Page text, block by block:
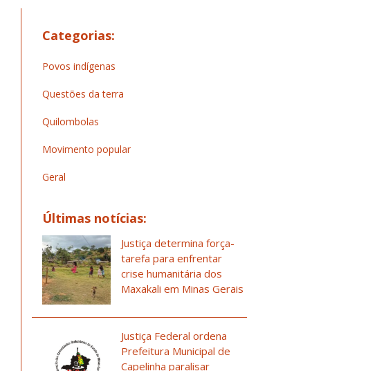
Categorias:
Povos indígenas
Questões da terra
Quilombolas
Movimento popular
Geral
Últimas notícias:
Justiça determina força-
tarefa para enfrentar
crise humanitária dos
Maxakali em Minas Gerais
Justiça Federal ordena
Prefeitura Municipal de
Capelinha paralisar